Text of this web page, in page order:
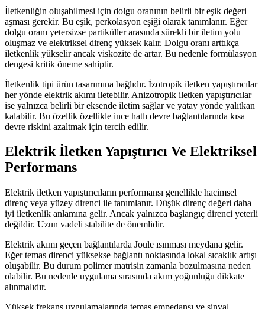
İletkenliğin oluşabilmesi için dolgu oranının belirli bir eşik değeri
aşması gerekir. Bu eşik, perkolasyon eşiği olarak tanımlanır. Eğer
dolgu oranı yetersizse partiküller arasında sürekli bir iletim yolu
oluşmaz ve elektriksel direnç yüksek kalır. Dolgu oranı arttıkça
iletkenlik yükselir ancak viskozite de artar. Bu nedenle formülasyon
dengesi kritik öneme sahiptir.
İletkenlik tipi ürün tasarımına bağlıdır. İzotropik iletken yapıştırıcılar
her yönde elektrik akımı iletebilir. Anizotropik iletken yapıştırıcılar
ise yalnızca belirli bir eksende iletim sağlar ve yatay yönde yalıtkan
kalabilir. Bu özellik özellikle ince hatlı devre bağlantılarında kısa
devre riskini azaltmak için tercih edilir.
Elektrik İletken Yapıştırıcı Ve Elektriksel
Performans
Elektrik iletken yapıştırıcıların performansı genellikle hacimsel
direnç veya yüzey direnci ile tanımlanır. Düşük direnç değeri daha
iyi iletkenlik anlamına gelir. Ancak yalnızca başlangıç direnci yeterli
değildir. Uzun vadeli stabilite de önemlidir.
Elektrik akımı geçen bağlantılarda Joule ısınması meydana gelir.
Eğer temas direnci yüksekse bağlantı noktasında lokal sıcaklık artışı
oluşabilir. Bu durum polimer matrisin zamanla bozulmasına neden
olabilir. Bu nedenle uygulama sırasında akım yoğunluğu dikkate
alınmalıdır.